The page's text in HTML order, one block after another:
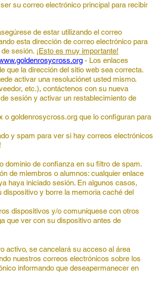
su correo electrónico principal para recibir
de estar utilizando el correo
esta dirección de correo electrónico para
sesión. ¡Esto es muy importante!
- Los enlaces
que la dirección del sitio web sea correcta.
activar una resoluciónet usted mismo.
etc.), contáctenos con su nueva
sesión y activar un restablecimiento de
o goldenrosycross.org que lo configuran para
y spam para ver si hay correos electrónicos
dominio de confianza en su filtro de spam.
de miembros o alumnos: cualquier enlace
haya iniciado sesión. En algunos casos,
y borre la memoria caché del
dispositivos y/o comuníquese con otros
que ver con su dispositivo antes de
activo, se cancelará su acceso al área
nuestros correos electrónicos sobre los
informando que deseapermanecer en